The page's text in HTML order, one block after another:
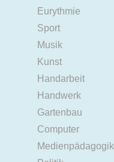
Eurythmie
Sport
Musik
Kunst
Handarbeit
Handwerk
Gartenbau
Computer
Medienpädagogik